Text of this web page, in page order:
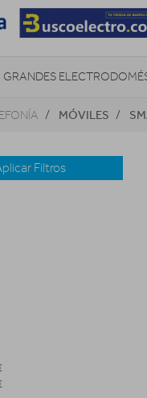
GRANDES
TELEVISORES Y
NAVEGADORES GPS
MÓVILES
Filtros